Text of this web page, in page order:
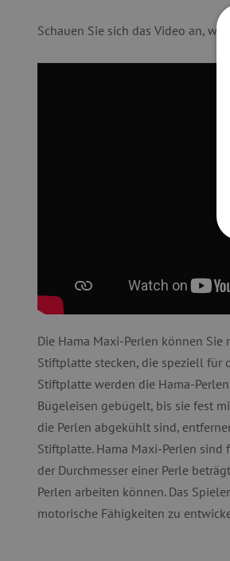
Schauen Sie sich das Video an,
Die Hama Maxi-Perlen können
Stiftplatte stecken, die speziell für
Stiftplatte werden die Hama-
Bügeleisen gebügelt, bis sie fest
die Perlen abgekühlt sind,
Stiftplatte. Hama Maxi-Perlen sind
der Durchmesser einer Perle
Perlen arbeiten können. Das
motorische Fähigkeiten zu